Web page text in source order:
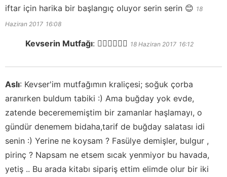
iftar için harika bir başlangıç oluyor serin serin 😊 18
Haziran 2017 16:08
Kevserin Mutfağı: 👍🏻👍🏻👍🏻 18 Haziran 2017 16:12
Aslı: Kevser'im mutfağımın kraliçesi; soğuk çorba
aranırken buldum tabiki :) Ama buğday yok evde,
zatende becerememiştim bir zamanlar haşlamayı, o
gündür denemem bidaha,tarif de buğday salatası idi
senin :) Yerine ne koysam ? Fasülye demişler, bulgur ,
pirinç ? Napsam ne etsem sıcak yenmiyor bu havada,
yetiş .. Bu arada kitabı sipariş ettim elimde olur bir iki